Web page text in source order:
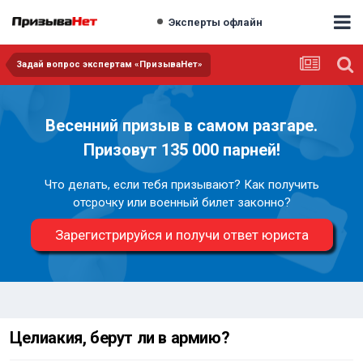
Эксперты офлайн
Задай вопрос экспертам «ПризываНет»
Весенний призыв в самом разгаре.
Призовут 135 000 парней!
Что делать, если тебя призывают? Как получить
отсрочку или военный билет законно?
Зарегистрируйся и получи ответ юриста
Целиакия, берут ли в армию?